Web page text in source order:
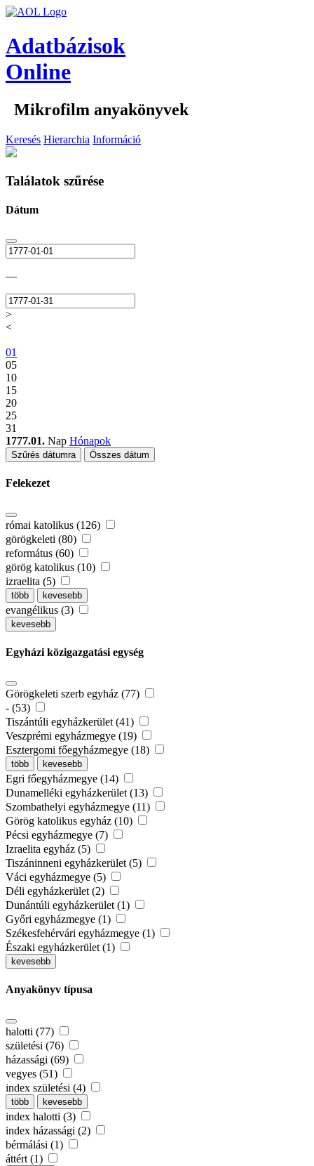
Adatbázisok
Online
Mikrofilm anyakönyvek
Keresés Hierarchia Információ
Találatok szűrése
Dátum
—
>
<
01
05
10
15
20
25
31
1777.01. Nap Hónapok
Szűrés dátumra Összes dátum
Felekezet
római katolikus (126)
görögkeleti (80)
református (60)
görög katolikus (10)
izraelita (5)
több kevesebb
evangélikus (3)
kevesebb
Egyházi közigazgatási egység
Görögkeleti szerb egyház (77)
- (53)
Tiszántúli egyházkerület (41)
Veszprémi egyházmegye (19)
Esztergomi főegyházmegye (18)
több kevesebb
Egri főegyházmegye (14)
Dunamelléki egyházkerület (13)
Szombathelyi egyházmegye (11)
Görög katolikus egyház (10)
Pécsi egyházmegye (7)
Izraelita egyház (5)
Tiszáninneni egyházkerület (5)
Váci egyházmegye (5)
Déli egyházkerület (2)
Dunántúli egyházkerület (1)
Győri egyházmegye (1)
Székesfehérvári egyházmegye (1)
Északi egyházkerület (1)
kevesebb
Anyakönyv típusa
halotti (77)
születési (76)
házassági (69)
vegyes (51)
index születési (4)
több kevesebb
index halotti (3)
index házassági (2)
bérmálási (1)
áttért (1)